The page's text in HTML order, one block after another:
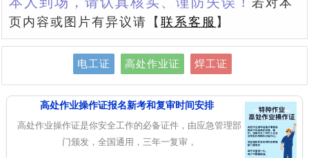
若对本
页内容或图片有异议请【联系客服 】
电工证 高处作业证 焊工证
高处作业操作证报名新考和复审时间安排
高处作业操作证是你安全工作的必备证件，由应急管理部
门颁发，全国通用，三年一复审，